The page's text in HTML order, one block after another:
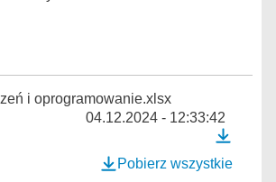
i oprogramowanie.xlsx
04.12.2024 - 12:33:42
Pobierz wszystkie